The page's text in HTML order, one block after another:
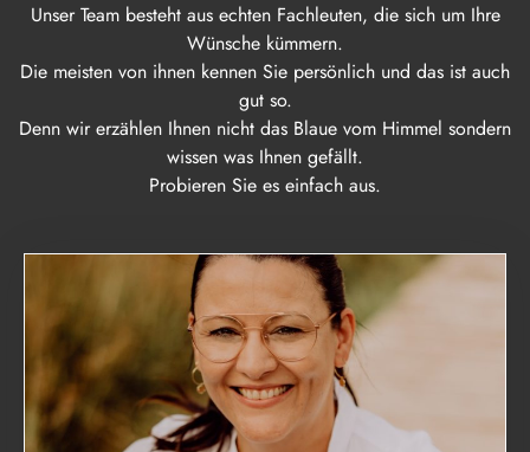
Unser Team besteht aus echten Fachleuten, die sich um Ihre
Wünsche kümmern.
Die meisten von ihnen kennen Sie persönlich und das ist auch
gut so.
Denn wir erzählen Ihnen nicht das Blaue vom Himmel sondern
wissen was Ihnen gefällt.
Probieren Sie es einfach aus.